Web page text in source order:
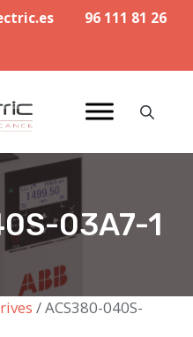
96 111 81 26
03A7-1
/ ACS380-040S-